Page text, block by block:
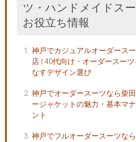
ツ・ハンドメイドス
お役立ち情報
神戸でカジュアルオーダース
店 | 40代向け・オーダースー
なすデザイン選び
神戸でオーダースーツなら柴
ージャケットの魅力・基本マ
ント
神戸でフルオーダースーツな